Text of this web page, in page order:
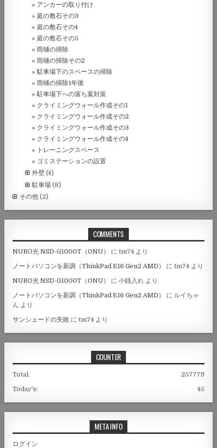
アンカーの取り付け
庭の敷石その3
庭の敷石その4
庭の敷石その5
雨樋の掃除
雨樋の掃除その2
駐車場下のスペースの掃除
雨樋の掃除1年後
駐車場下への落ち葉対策
クライミングウォール作成その1
クライミングウォール作成その2
クライミングウォール作成その3
クライミングウォール作成その4
トレーニングスペース
ゴミステーションの設置
外壁 (4)
駐車場 (8)
その他 (2)
COMMENTS
NURO光 NSD-G1000T（ONU） にtm74 より
ノートパソコンを新調（ThinkPad E16 Gen2 AMD）
にtm74 より
NURO光 NSD-G1000T（ONU）
に小銭入れ より
ノートパソコンを新調（ThinkPad E16 Gen2 AMD）
に ルイちゃ
ん より
サンシェードの失敗 にtm74 より
COUNTER
257779
Total:
45
Today's:
META INFO
ログイン